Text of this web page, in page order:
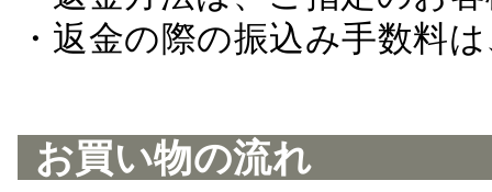
・返金の際の振込み手数料
お買い物の流れ